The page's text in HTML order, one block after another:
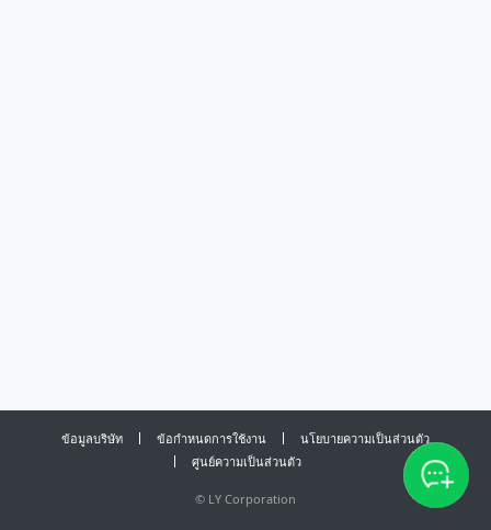
ข้อมูลบริษัท ข้อกำหนดการใช้งาน
นโยบายความเป็นส่วนตัว
ศูนย์ความเป็นส่วนตัว
© LY Corporation